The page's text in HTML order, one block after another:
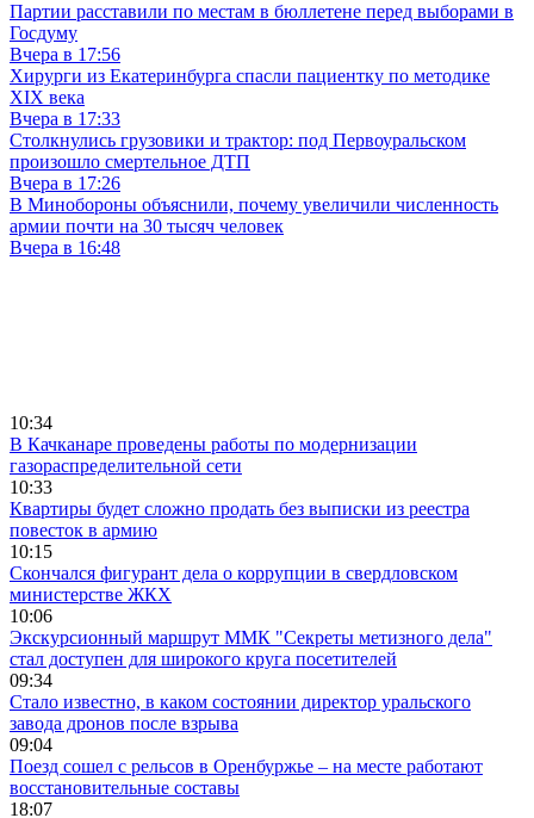
Партии расставили по местам в бюллетене перед выборами в
Госдуму
Вчера в 17:56
Хирурги из Екатеринбурга спасли пациентку по методике
XIX века
Вчера в 17:33
Столкнулись грузовики и трактор: под Первоуральском
произошло смертельное ДТП
Вчера в 17:26
В Минобороны объяснили, почему увеличили численность
армии почти на 30 тысяч человек
Вчера в 16:48
10:34
В Качканаре проведены работы по модернизации
газораспределительной сети
10:33
Квартиры будет сложно продать без выписки из реестра
повесток в армию
10:15
Скончался фигурант дела о коррупции в свердловском
министерстве ЖКХ
10:06
Экскурсионный маршрут ММК "Секреты метизного дела"
стал доступен для широкого круга посетителей
09:34
Стало известно, в каком состоянии директор уральского
завода дронов после взрыва
09:04
Поезд сошел с рельсов в Оренбуржье – на месте работают
восстановительные составы
18:07